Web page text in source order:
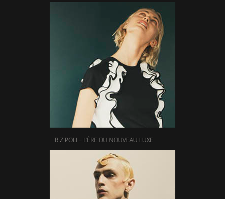
RIZ POLI – L’ÈRE DU NOUVEAU LUXE